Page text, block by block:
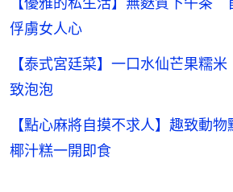
俘虜女人心
【泰式宮廷菜】一口水仙芒果糯
致泡泡
【點心麻將自摸不求人】趣致動
椰汁糕一開即食